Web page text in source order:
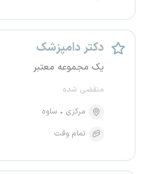
دکتر دامپزشک
یک مجموعه معتبر
منقضی شده
مرکزی
ساوه
تمام وقت